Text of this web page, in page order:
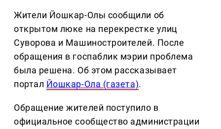
Жители Йошкар-Олы сообщили об
открытом люке на перекрестке улиц
Суворова и Машиностроителей. После
обращения в госпаблик мэрии проблема
была решена. Об этом рассказывает
портал Йошкар-Ола (газета).
Обращение жителей поступило в
официальное сообщество администрации